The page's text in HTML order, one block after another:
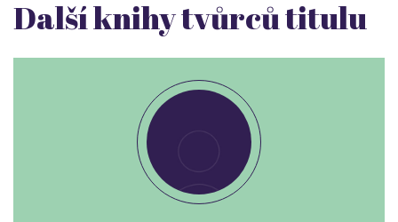
Další knihy tvůrců titulu